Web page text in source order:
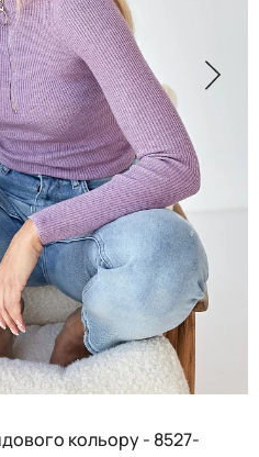
кольору - 8527-